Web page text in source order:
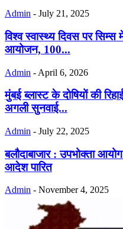
Admin - July 21, 2025
विश्व स्वास्थ्य दिवस पर
आयोजन, 100...
Admin - April 6, 2026
मुंबई ब्लास्ट के दोषियों की
अगली सुनवाई...
Admin - July 22, 2025
बलौदाबाजार : उपभोक्ता
आदेश पारित
Admin - November 4, 2025